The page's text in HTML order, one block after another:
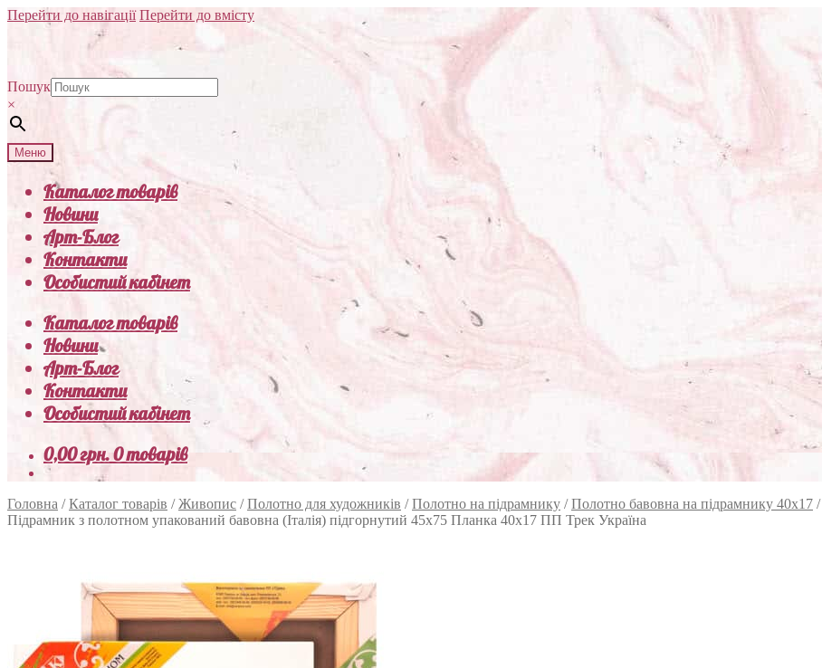
Перейти до навігації Перейти до вмісту
Пошук
×
Меню
Каталог товарів
Новини
Арт-Блог
Контакти
Особистий кабінет
Каталог товарів
Новини
Арт-Блог
Контакти
Особистий кабінет
0,00грн.0 товарів
Головна /Каталог товарів /Живопис /Полотно для художників /Полотно на підрамнику /Полотно бавовна на підрамнику 40х17 /
Підрамник з полотном упакований бавовна (Італія) підгорнутий 45х75 Планка 40х17 ПП Трек Україна